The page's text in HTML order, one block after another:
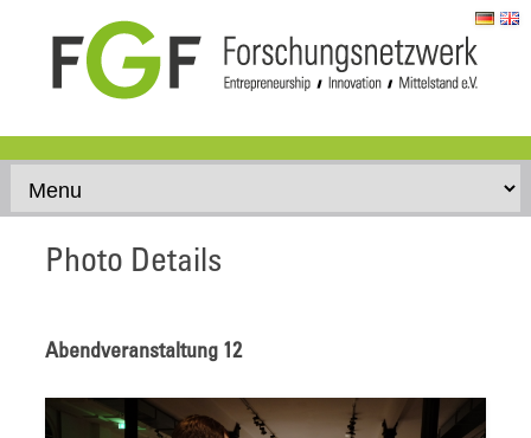
Skip to content
Photo Details
Abendveranstaltung 12